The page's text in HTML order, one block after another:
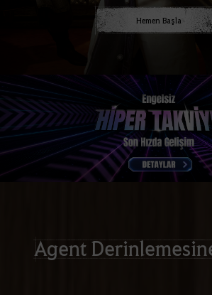
Hemen Başla
Agent